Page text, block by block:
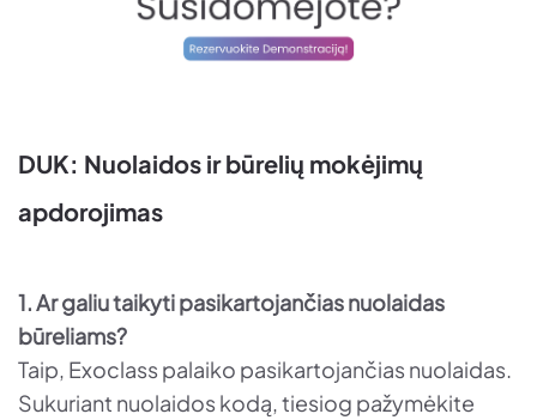
DUK: Nuolaidos ir būrelių mokėjimų
apdorojimas
1. Ar galiu taikyti pasikartojančias nuolaidas
būreliams?
Taip, Exoclass palaiko pasikartojančias nuolaidas.
Sukuriant nuolaidos kodą, tiesiog pažymėkite